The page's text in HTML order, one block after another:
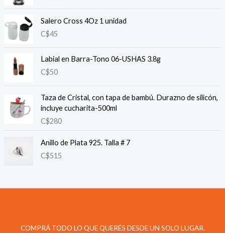
Salero Cross 4Oz 1 unidad
C$45
Labial en Barra-Tono 06-USHAS 3.8g
C$50
Taza de Cristal, con tapa de bambú. Durazno de silicón,
incluye cucharita-500ml
C$280
Anillo de Plata 925. Talla # 7
C$515
COMPRÁ TODO LO QUE QUERÉS DESDE UN SOLO LUGAR.